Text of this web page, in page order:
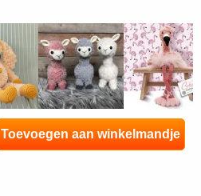
Toevoegen aan winkelmandje